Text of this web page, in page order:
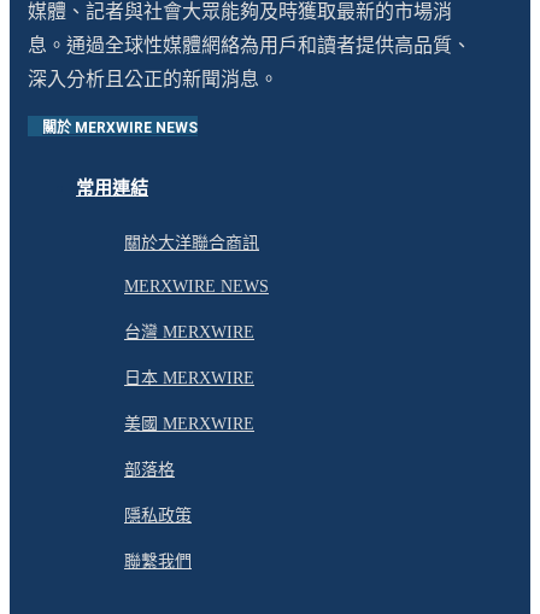
媒體、記者與社會大眾能夠及時獲取最新的市場消
息。通過全球性媒體網絡為用戶和讀者提供高品質、
深入分析且公正的新聞消息。
關於 MERXWIRE NEWS
常用連結
關於大洋聯合商訊
MERXWIRE NEWS
台灣 MERXWIRE
日本 MERXWIRE
美國 MERXWIRE
部落格
隱私政策
聯繫我們